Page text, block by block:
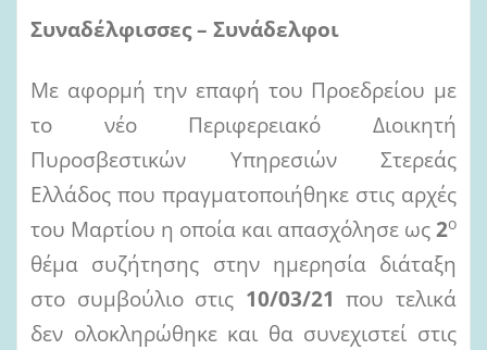
Συναδέλφισσες – Συνάδελφοι
Με αφορμή την επαφή του Προεδρείου με
το νέο Περιφερειακό Διοικητή
Πυροσβεστικών Υπηρεσιών Στερεάς
Ελλάδος που πραγματοποιήθηκε στις αρχές
του Μαρτίου η οποία και απασχόλησε ως2ο
θέμα συζήτησης στην ημερησία διάταξη
στο συμβούλιο στις 10/03/21 που τελικά
δεν ολοκληρώθηκε και θα συνεχιστεί στις